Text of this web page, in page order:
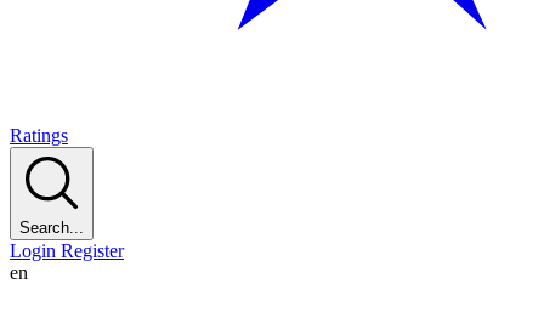
Ratings
Search...
Login Register
en